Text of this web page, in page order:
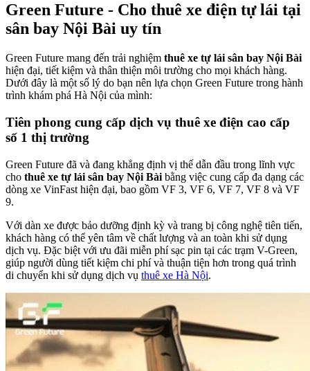
Green Future - Cho thuê xe điện tự lái tại
sân bay Nội Bài uy tín
Green Future mang đến trải nghiệm thuê xe tự lái sân bay Nội Bài
hiện đại, tiết kiệm và thân thiện môi trường cho mọi khách hàng.
Dưới đây là một số lý do bạn nên lựa chọn Green Future trong hành
trình khám phá Hà Nội của mình:
Tiên phong cung cấp dịch vụ thuê xe điện cao cấp
số 1 thị trường
Green Future đã và đang khẳng định vị thế dẫn đầu trong lĩnh vực
cho thuê xe tự lái sân bay Nội Bài bằng việc cung cấp đa dạng các
dòng xe VinFast hiện đại, bao gồm VF 3, VF 6, VF 7, VF 8 và VF
9.
Với dàn xe được bảo dưỡng định kỳ và trang bị công nghệ tiên tiến,
khách hàng có thể yên tâm về chất lượng và an toàn khi sử dụng
dịch vụ. Đặc biệt với ưu đãi miễn phí sạc pin tại các trạm V-Green,
giúp người dùng tiết kiệm chi phí và thuận tiện hơn trong quá trình
di chuyển khi sử dụng dịch vụ thuê xe Hà Nội.